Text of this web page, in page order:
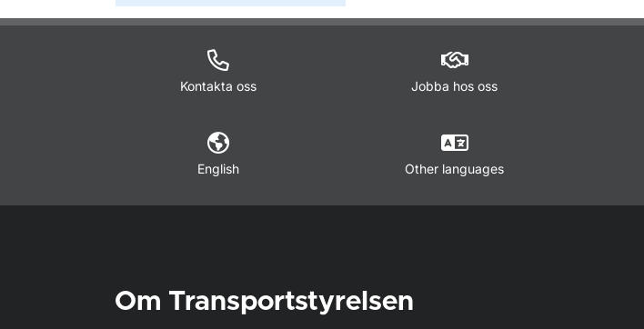
Kontakta oss Jobba hos oss
English Other languages
Om Transportstyrelsen